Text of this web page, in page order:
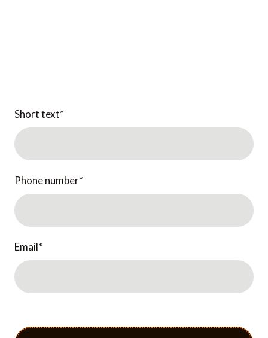
Short text*
Phone number*
Email*